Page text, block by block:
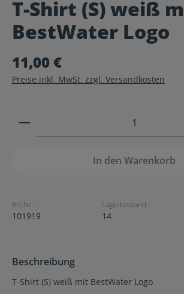
Durchschnittliche Bewertung von 0 von 5
T-Shirt (S) weiß
BestWater Logo
11,00 €
Preise inkl. MwSt. zzgl. Versandkosten
Produkt Anzahl: Gib den
In den Warenkorb
Art.Nr.:
101919
Lagerbestand:
14
Beschreibung
T-Shirt (S) weiß mit BestWater Logo